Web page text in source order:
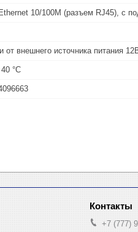
10/100М (разъем RJ45), с
от внешнего источника питания
°С
+7 (777)